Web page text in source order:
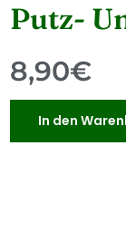
Putz-
8,90€
In den